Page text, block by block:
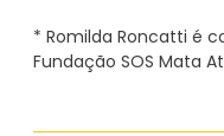
* Romilda Roncatti é